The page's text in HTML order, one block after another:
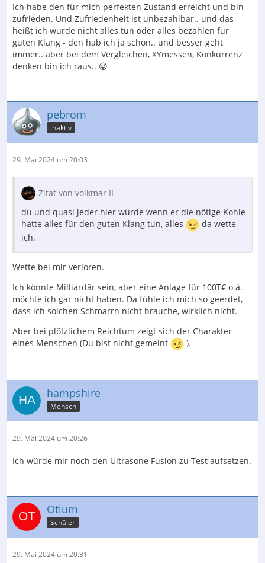
Ich habe den für mich perfekten Zustand erreicht und bin
zufrieden. Und Zufriedenheit ist unbezahlbar.. und das
heißt ich würde nicht alles tun oder alles bezahlen für
guten Klang - den hab ich ja schon.. und besser geht
immer.. aber bei dem Vergleichen, XYmessen, Konkurrenz
denken bin ich raus.. 😜
pebrom
inaktiv
29. Mai 2024 um 20:03
Zitat von volkmar II
du und quasi jeder hier würde wenn er die nötige Kohle
hätte alles für den guten Klang tun, alles
da wette
ich.
Wette bei mir verloren.
Ich könnte Milliardär sein, aber eine Anlage für 100T€ o.ä.
möchte ich gar nicht haben. Da fühle ich mich so geerdet,
dass ich solchen Schmarrn nicht brauche, wirklich nicht.
Aber bei plötzlichem Reichtum zeigt sich der Charakter
eines Menschen (Du bist nicht gemeint
).
hampshire
Mensch
29. Mai 2024 um 20:26
Ich würde mir noch den Ultrasone Fusion zu Test aufsetzen.
Otium
Schüler
29. Mai 2024 um 20:31